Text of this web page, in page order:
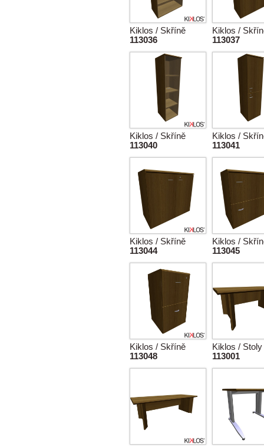
Kiklos / Skříně
113036
Kiklos /
113037
Kiklos / Skříně
113040
Kiklos /
113041
Kiklos / Skříně
113044
Kiklos /
113045
Kiklos / Skříně
113048
Kiklos / Stoly
113001